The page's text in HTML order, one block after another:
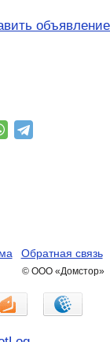
объявление
Обратная связь
© ООО «Домстор»